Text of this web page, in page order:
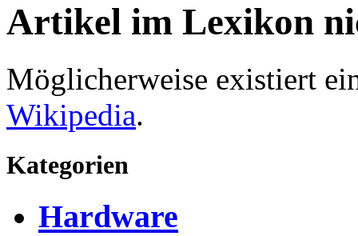
Artikel im Lexikon
Möglicherweise existiert
Wikipedia.
Kategorien
Hardware